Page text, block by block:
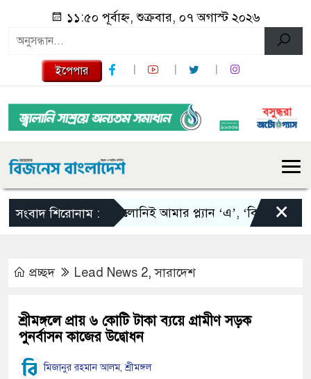
১১:৫০ পূর্বাহ্ন, শুক্রবার, ০৭ অগাস্ট ২০২৬
ইপেপার
সংবাদ শিরোনাম :স্কালোনিই আমার প্ল্যান ‘এ’, ‘বি’ এবং ‘সি’:
×
প্রচ্ছদ Lead News 2,সারাদেশ
শ্রীমঙ্গলে প্রায় ৬ কোটি টাকা ব্যয়ে গ্রামীণ সড়ক
পুনর্বাসন কাজের উদ্বোধন
মিজানুর রহমান আলম, শ্রীমঙ্গল